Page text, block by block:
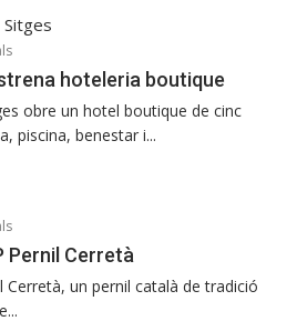
hoteleria boutique
obre un hotel boutique de cinc
piscina, benestar i...
Pernil Cerretà
Cerretà, un pernil català de tradició